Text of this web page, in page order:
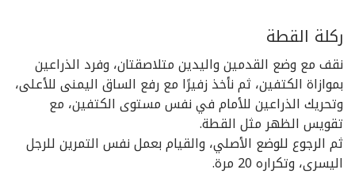
ركلة القطة
نقف مع وضع القدمين واليدين متلاصقتان، وفرد الذراعين
بموازاة الكتفين، ثم نأخذ زفيرًا مع رفع الساق اليمنى للأعلى،
وتحريك الذراعين للأمام في نفس مستوى الكتفين، مع
تقويس الظهر مثل القطة.
ثم الرجوع للوضع الأصلي، والقيام بعمل نفس التمرين للرجل
اليسرى، وتكراره 20 مرة.